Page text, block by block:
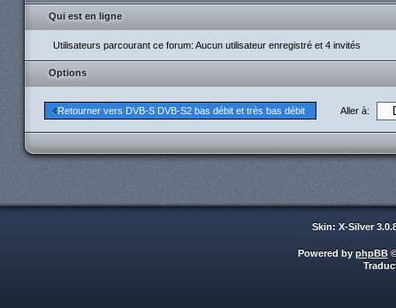
Qui est en ligne
Utilisateurs parcourant ce forum: Aucun utilisateur enregistré et 4 invités
Options
Retourner vers DVB-S DVB-S2 bas débit et très bas débit Aller à:
Skin: X-Silver
Powered by phpBB©